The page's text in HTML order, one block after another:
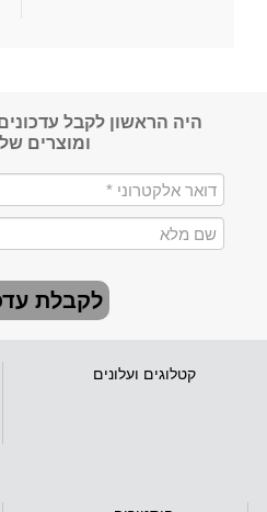
היה הראשון לקבל
ומוצרים של FEIN
לקבלת
קטלוגים ועלונים